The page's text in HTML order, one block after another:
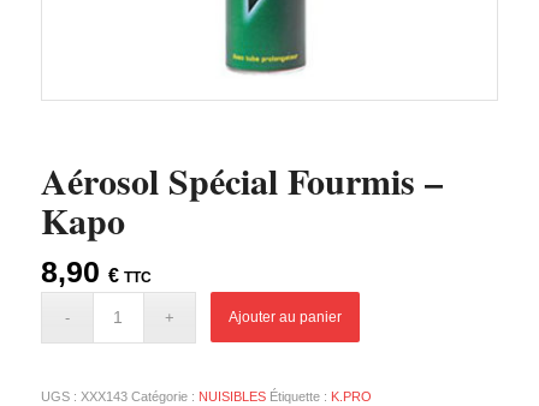
Aérosol Spécial Fourmis –
Kapo
8,90 € TTC
Ajouter au panier
UGS : XXX143 Catégorie : NUISIBLES Étiquette : K.PRO